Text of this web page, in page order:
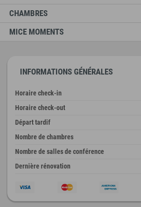
CHAMBRES
MICE MOMENTS
INFORMATIONS GÉNÉRALES
Horaire check-in
Horaire check-out
Départ tardif
Nombre de chambres
Nombre de salles de conférence
Dernière rénovation